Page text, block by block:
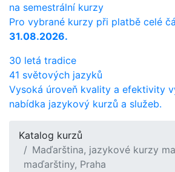
na semestrální kurzy
Pro vybrané kurzy při platbě celé
31.08.2026.
30 letá tradice
41 světových jazyků
Vysoká úroveň kvality a efektivity
nabídka jazykový kurzů a služeb.
Katalog kurzů
Maďarština, jazykové kurzy
maďarštiny, Praha